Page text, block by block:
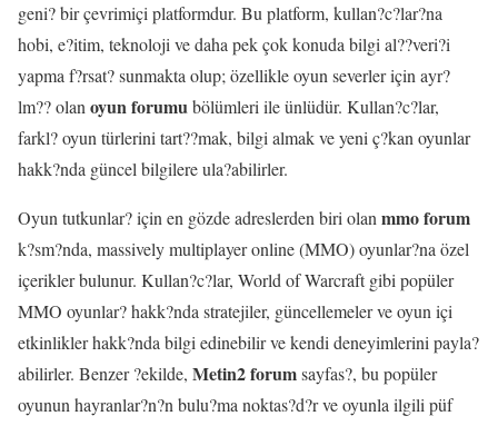
geni? bir çevrimiçi platformdur. Bu platform, kullan?c?lar?na
hobi, e?itim, teknoloji ve daha pek çok konuda bilgi al??veri?i
yapma f?rsat? sunmakta olup; özellikle oyun severler için ayr?
lm?? olanoyun forumubölümleri ile ünlüdür. Kullan?c?lar,
farkl? oyun türlerini tart??mak, bilgi almak ve yeni ç?kan oyunlar
hakk?nda güncel bilgilere ula?abilirler.
Oyun tutkunlar? için en gözde adreslerden biri olanmmo forum
k?sm?nda, massively multiplayer online (MMO) oyunlar?na özel
içerikler bulunur. Kullan?c?lar, World of Warcraft gibi popüler
MMO oyunlar? hakk?nda stratejiler, güncellemeler ve oyun içi
etkinlikler hakk?nda bilgi edinebilir ve kendi deneyimlerini payla?
abilirler. Benzer ?ekilde, Metin2 forumsayfas?, bu popüler
oyunun hayranlar?n?n bulu?ma noktas?d?r ve oyunla ilgili püf